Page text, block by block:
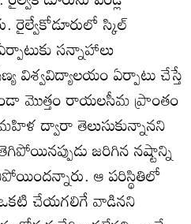
స్కిల్‌
సన్నాహాలు
విశ్వవిద్యాలయం ఏర్పాటు చేస్తే
మొత్తం రాయలసీమ ప్రాంతం
ద్వారా తెలుసుకున్నానని
జరిగిన నష్టాన్ని
ఆ పరిస్థితిలో
చేయగలిగే వాడినని